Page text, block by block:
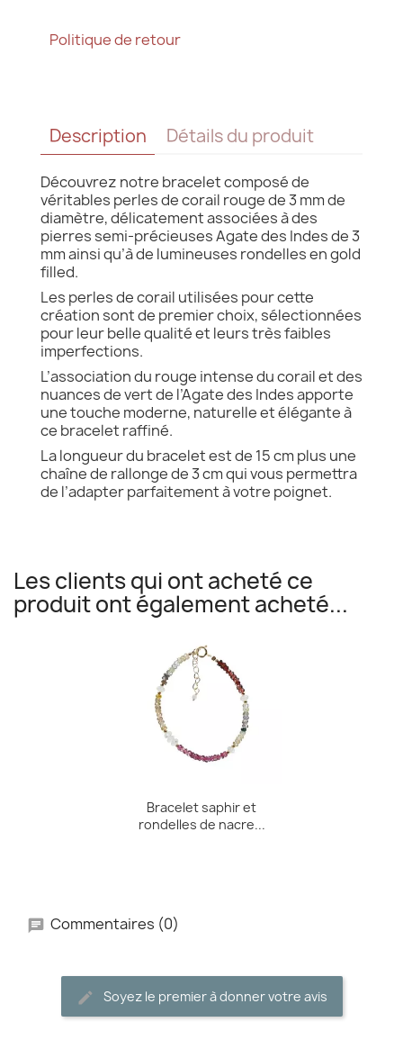
Politique de retour
Description Détails du produit
Découvrez notre bracelet composé de
véritables perles de corail rouge de 3 mm de
diamètre, délicatement associées à des
pierres semi-précieuses Agate des Indes de 3
mm ainsi qu’à de lumineuses rondelles en gold
filled.
Les perles de corail utilisées pour cette
création sont de premier choix, sélectionnées
pour leur belle qualité et leurs très faibles
imperfections.
L’association du rouge intense du corail et des
nuances de vert de l’Agate des Indes apporte
une touche moderne, naturelle et élégante à
ce bracelet raffiné.
La longueur du bracelet est de 15 cm plus une
chaîne de rallonge de 3 cm qui vous permettra
de l’adapter parfaitement à votre poignet.
Les clients qui ont acheté ce
produit ont également acheté...
Bracelet saphir et
rondelles de nacre...
Commentaires (0)
Soyez le premier à donner votre avis